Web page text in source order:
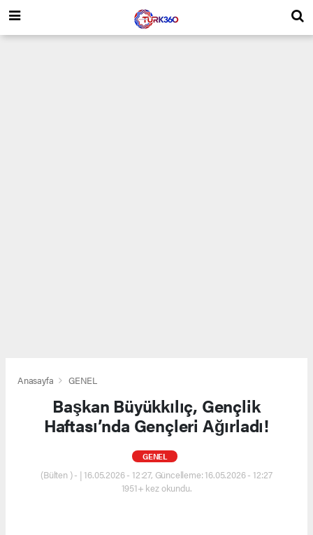
Anasayfa GENEL
Başkan Büyükkılıç, Gençlik
Haftası’nda Gençleri Ağırladı!
GENEL
(Bülten ) - | 16.05.2026 - 12:27, Güncelleme: 16.05.2026 - 12:27
1951+ kez okundu.